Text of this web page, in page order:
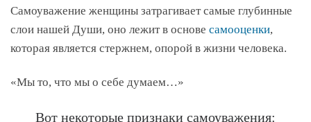
Самоуважение женщины затрагивает самые глубинные
слои нашей Души, оно лежит в основе самооценки,
которая является стержнем, опорой в жизни человека.
«Мы то, что мы о себе думаем…»
Вот некоторые признаки самоуважения: